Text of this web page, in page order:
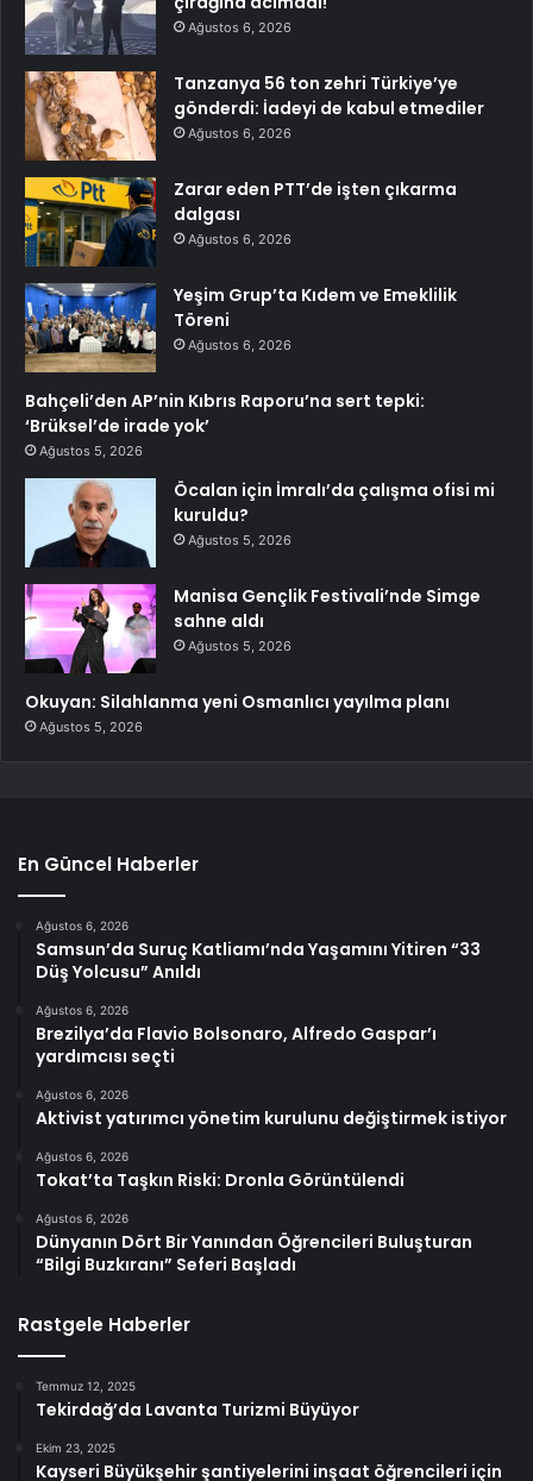
Ağustos 6, 2026
Tanzanya 56 ton zehri Türkiye’ye
gönderdi: İadeyi de kabul etmediler
Ağustos 6, 2026
Zarar eden PTT’de işten çıkarma
dalgası
Ağustos 6, 2026
Yeşim Grup’ta Kıdem ve Emeklilik
Töreni
Ağustos 6, 2026
Bahçeli’den AP’nin Kıbrıs Raporu’na sert tepki:
‘Brüksel’de irade yok’
Ağustos 5, 2026
Öcalan için İmralı’da çalışma ofisi mi
kuruldu?
Ağustos 5, 2026
Manisa Gençlik Festivali’nde Simge
sahne aldı
Ağustos 5, 2026
Okuyan: Silahlanma yeni Osmanlıcı yayılma planı
Ağustos 5, 2026
En Güncel Haberler
Ağustos 6, 2026
Samsun’da Suruç Katliamı’nda Yaşamını Yitiren “33
Düş Yolcusu” Anıldı
Ağustos 6, 2026
Brezilya’da Flavio Bolsonaro, Alfredo Gaspar’ı
yardımcısı seçti
Ağustos 6, 2026
Aktivist yatırımcı yönetim kurulunu değiştirmek istiyor
Ağustos 6, 2026
Tokat’ta Taşkın Riski: Dronla Görüntülendi
Ağustos 6, 2026
Dünyanın Dört Bir Yanından Öğrencileri Buluşturan
“Bilgi Buzkıranı” Seferi Başladı
Rastgele Haberler
Temmuz 12, 2025
Tekirdağ’da Lavanta Turizmi Büyüyor
Ekim 23, 2025
Kayseri Büyükşehir şantiyelerini inşaat öğrencileri için